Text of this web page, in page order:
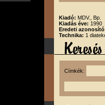
Kiadó: MDV., Bp.
Kiadás éve: 1990
Eredeti
Technika: 1
Címkék: